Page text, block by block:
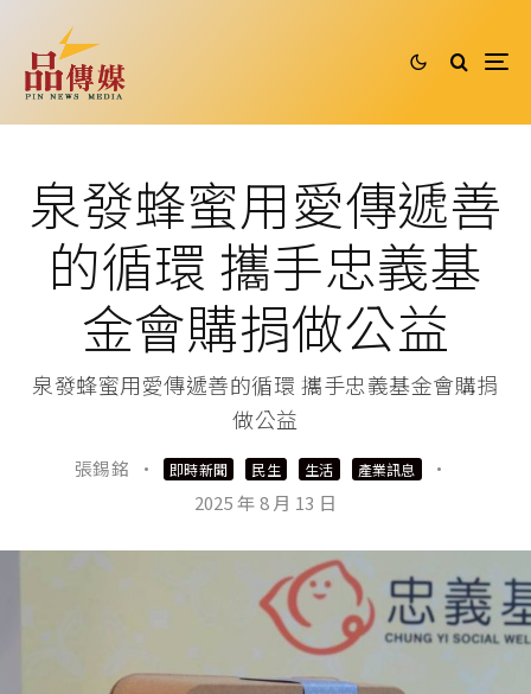
泉發蜂蜜用愛傳遞善
的循環 攜手忠義基
金會購捐做公益
泉發蜂蜜用愛傳遞善的循環 攜手忠義基金會購捐
做公益
張錫銘 · 即時新聞 民生 生活 產業訊息
·
2025 年 8 月 13 日